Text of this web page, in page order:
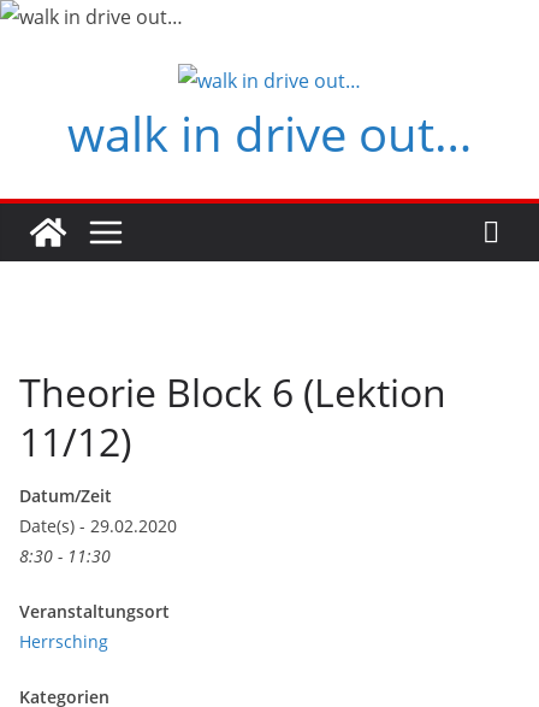
Zum
walk in drive out…
Theorie Block 6 (Lektion
11/12)
Datum/Zeit
Date(s) - 29.02.2020
8:30 - 11:30
Veranstaltungsort
Herrsching
Kategorien